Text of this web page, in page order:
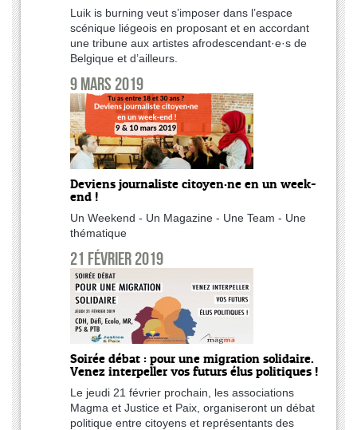
Luik is burning veut s’imposer dans l’espace
scénique liégeois en proposant et en accordant
une tribune aux artistes afrodescendant·e·s de
Belgique et d’ailleurs.
9 mars 2019
Deviens journaliste citoyen·ne en un week-
end !
Un Weekend - Un Magazine - Une Team - Une
thématique
21 février 2019
Soirée débat : pour une migration solidaire.
Venez interpeller vos futurs élus politiques !
Le jeudi 21 février prochain, les associations
Magma et Justice et Paix, organiseront un débat
politique entre citoyens et représentants des